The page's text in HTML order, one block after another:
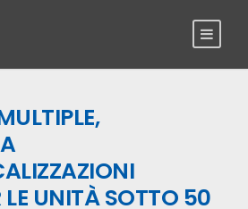
LE UNITÀ SOTTO 50